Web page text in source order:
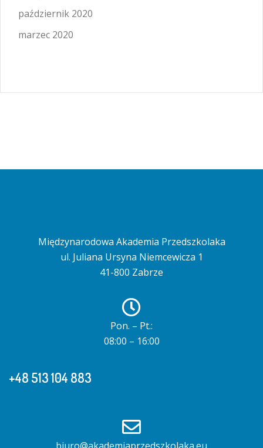
październik 2020
marzec 2020
Międzynarodowa Akademia Przedszkolaka
ul. Juliana Ursyna Niemcewicza 1
41-800 Zabrze
Pon. – Pt.:
08:00 – 16:00
+48 513 104 883